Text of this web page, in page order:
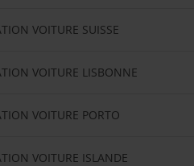
VOITURE SUISSE
VOITURE LISBONNE
VOITURE PORTO
VOITURE ISLANDE